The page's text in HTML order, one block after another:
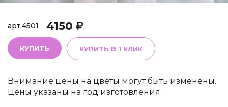
арт.4501 4150
КУПИТЬ КУПИТЬ В 1 КЛИК
Внимание цены на цветы могут быть изменены.
Цены указаны на год изготовления.